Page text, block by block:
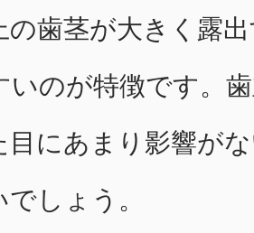
の歯茎が大きく露
いのが特徴です。
目にあまり影響が
しょう。